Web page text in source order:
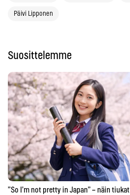
Päivi Lipponen
Suosittelemme
”So I’m not pretty in Japan” – näin tiukat